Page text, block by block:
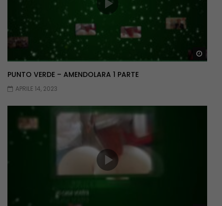
PUNTO VERDE – AMENDOLARA 1 PARTE
APRILE 14, 2023